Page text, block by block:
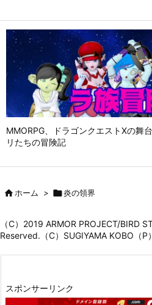
MMORPG、ドラゴンクエストⅩの舞
リたちの冒険記
ホーム > 炎の領界
（C）2019 ARMOR PROJECT/BIRD
Reserved.（C）SUGIYAMA KOBO（P
スポンサーリンク